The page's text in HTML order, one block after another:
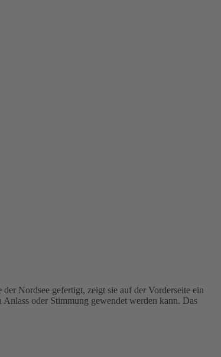
Nordsee gefertigt, zeigt sie auf der Vorderseite ein
oder Stimmung gewendet werden kann. Das